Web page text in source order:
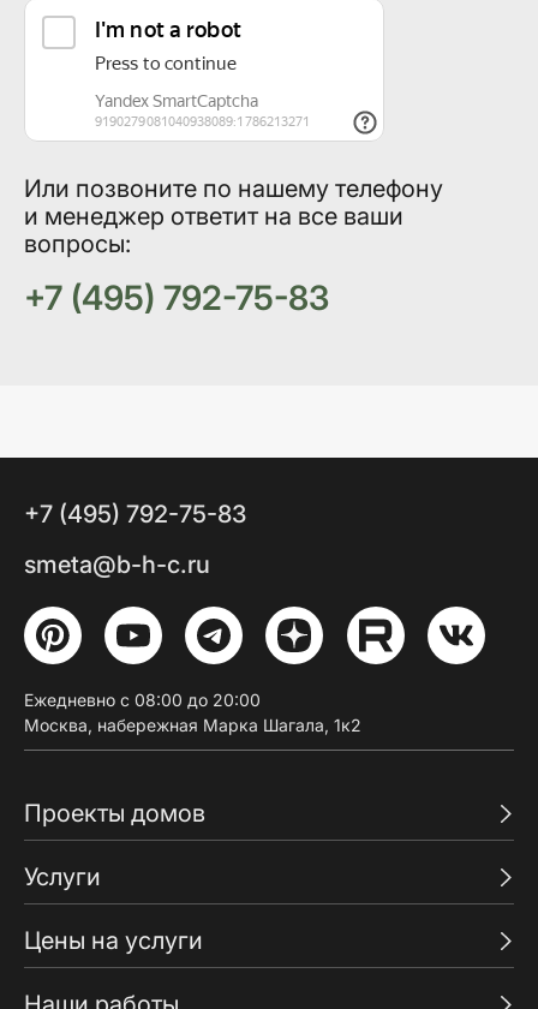
Или позвоните по нашему телефону
и менеджер ответит на все ваши
вопросы:
+7 (495) 792-75-83
Проекты домов
Услуги
Цены на услуги
+7 (495) 792-75-83
smeta@b-h-c.ru
Ежедневно с 08:00 до 20:00
Москва, набережная Марка Шагала, 1к2